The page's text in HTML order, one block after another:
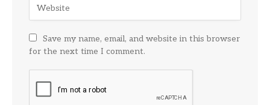
Save my name, email, and website in this browser
for the next time I comment.